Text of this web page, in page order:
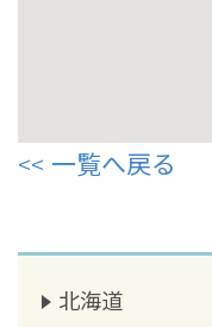
一覧へ戻る
北海道